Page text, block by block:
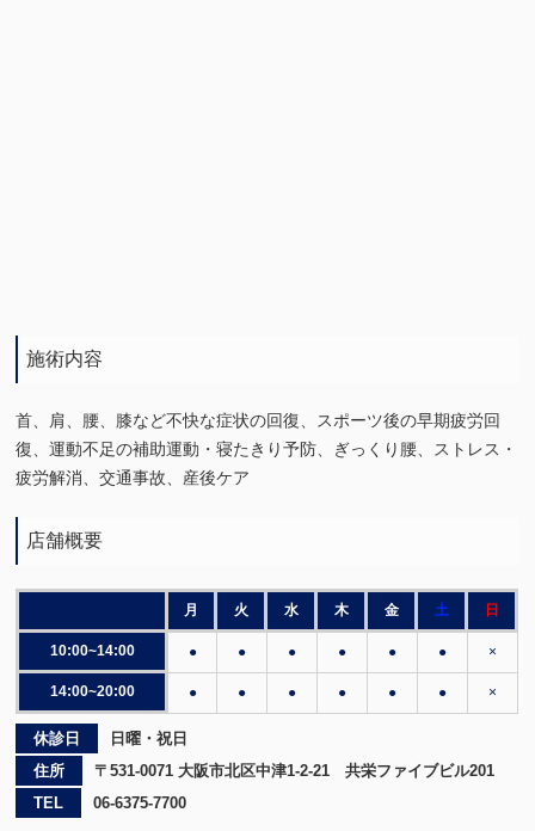
施術内容
首、肩、腰、膝など不快な症状の回復、スポーツ後の早期疲労回
復、運動不足の補助運動・寝たきり予防、ぎっくり腰、ストレス・
疲労解消、交通事故、産後ケア
店舗概要
月 火 水 木 金 土 日
10:00~14:00 ● ● ● ● ● ● ×
14:00~20:00 ● ● ● ● ● ● ×
休診日
日曜・祝日
住所
〒531-0071 大阪市北区中津1-2-21 共栄ファイブビル201
TEL
06-6375-7700